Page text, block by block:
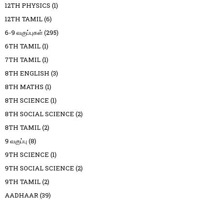
12TH PHYSICS (1)
12TH TAMIL(6)
6-9 வகுப்புகள்(295)
6TH TAMIL(1)
7TH TAMIL(1)
8TH ENGLISH (3)
8TH MATHS (1)
8TH SCIENCE (1)
8TH SOCIAL SCIENCE (2)
8TH TAMIL(2)
9 வகுப்பு (8)
9TH SCIENCE (1)
9TH SOCIAL SCIENCE (2)
9TH TAMIL(2)
AADHAAR(39)